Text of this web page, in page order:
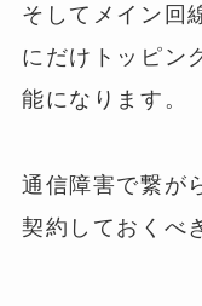
そしてメイン回
にだけトッピン
能になります。
通信障害で繋が
契約しておくべ